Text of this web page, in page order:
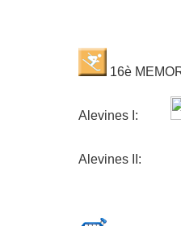
16è
Alevines I:
Alevines II